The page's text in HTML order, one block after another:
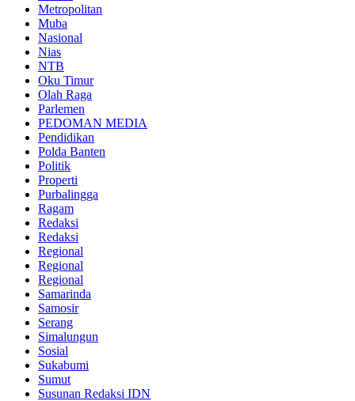
Metropolitan
Muba
Nasional
Nias
NTB
Oku Timur
Olah Raga
Parlemen
PEDOMAN MEDIA
Pendidikan
Polda Banten
Politik
Properti
Purbalingga
Ragam
Redaksi
Redaksi
Regional
Regional
Regional
Samarinda
Samosir
Serang
Simalungun
Sosial
Sukabumi
Sumut
Susunan Redaksi IDN